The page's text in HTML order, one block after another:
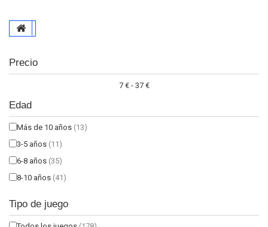
Precio
7 € - 37 €
Edad
Más de 10 años (13)
3-5 años (11)
6-8 años (35)
8-10 años (41)
Tipo de juego